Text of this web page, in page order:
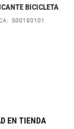
BICICLETA
S00180101
EN TIENDA